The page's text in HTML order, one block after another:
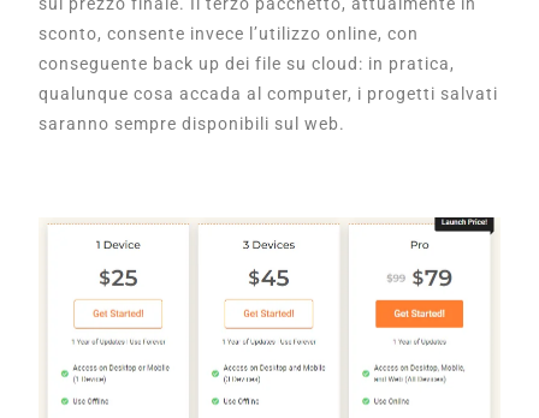
sconto, consente invece l’utilizzo online, con
conseguente back up dei file su cloud: in pratica,
qualunque cosa accada al computer, i progetti salvati
saranno sempre disponibili sul web.